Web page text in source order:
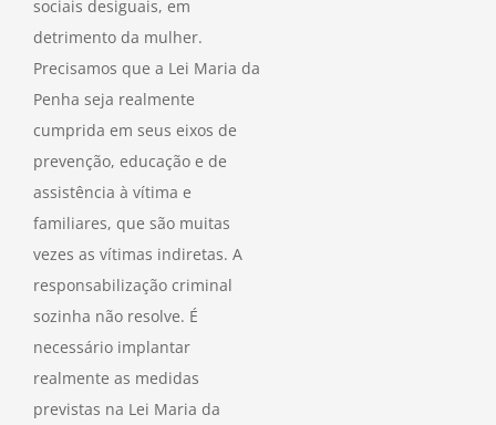
sociais desiguais, em
detrimento da mulher.
Precisamos que a Lei Maria da
Penha seja realmente
cumprida em seus eixos de
prevenção, educação e de
assistência à vítima e
familiares, que são muitas
vezes as vítimas indiretas. A
responsabilização criminal
sozinha não resolve. É
necessário implantar
realmente as medidas
previstas na Lei Maria da